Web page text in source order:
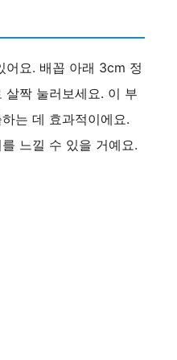
어요. 배꼽 아래 3cm 정
살짝 눌러보세요. 이 부
는 데 효과적이에요.
느낄 수 있을 거예요.